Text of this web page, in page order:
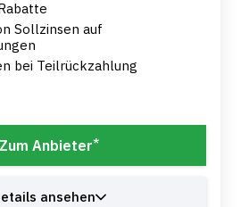
Sollzinsen auf
bei Teilrückzahlung
Zum Anbieter*
ansehen